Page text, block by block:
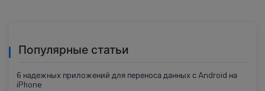
Популярные статьи
6 надежных приложений для переноса данных с Android на
iPhone